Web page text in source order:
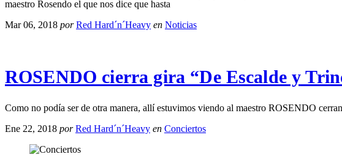
maestro Rosendo el que nos dice que hasta
Mar 06, 2018 por Red Hard´n´Heavy en Noticias
ROSENDO cierra gira “De Escalde y
Como no podía ser de otra manera, allí estuvimos viendo al maestro ROSENDO
Ene 22, 2018 por Red Hard´n´Heavy en Conciertos